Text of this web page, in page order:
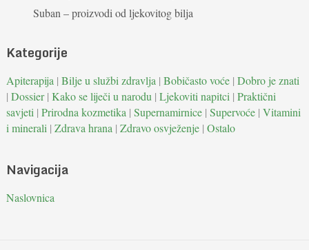
Suban – proizvodi od ljekovitog bilja
Kategorije
Apiterapija | Bilje u službi zdravlja | Bobičasto voće| Dobro je znati
| Dossier| Kako se liječi u narodu | Ljekoviti napitci | Praktični
savjeti | Prirodna kozmetika | Supernamirnice| Supervoće| Vitamini
i minerali | Zdrava hrana | Zdravo osvježenje| Ostalo
Navigacija
Naslovnica